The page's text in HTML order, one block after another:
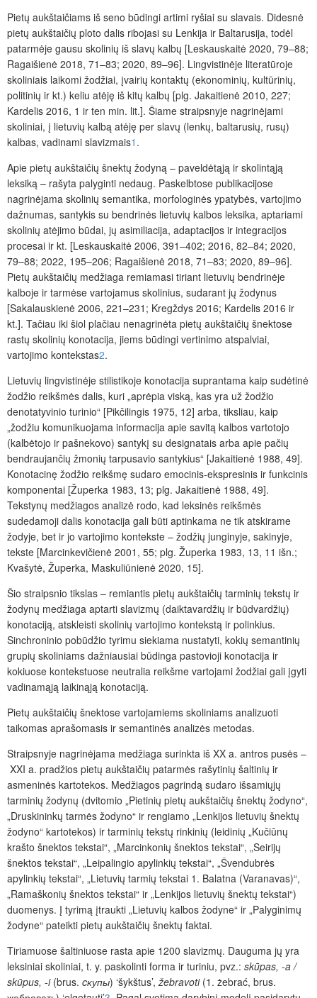
Pietų aukštaičiams iš seno būdingi artimi ryšiai su slavais. Didesnė
pietų aukštaičių ploto dalis ribojasi su Lenkija ir Baltarusija, todėl
patarmėje gausu skolinių iš slavų kalbų [Leskauskaitė 2020, 79–88;
Ragaišienė 2018, 71–83; 2020, 89–96]. Lingvistinėje literatūroje
skoliniais laikomi žodžiai, įvairių kontaktų (ekonominių, kultūrinių,
politinių ir kt.) keliu atėję iš kitų kalbų [plg. Jakaitienė 2010, 227;
Kardelis 2016, 1 ir ten min. lit.]. Šiame straipsnyje nagrinėjami
skoliniai, į lietuvių kalbą atėję per slavų (lenkų, baltarusių, rusų)
kalbas, vadinami slavizmais1 .
Apie pietų aukštaičių šnektų žodyną – paveldėtąją ir skolintąją
leksiką – rašyta palyginti nedaug. Paskelbtose publikacijose
nagrinėjama skolinių semantika, morfologinės ypatybės, vartojimo
dažnumas, santykis su bendrinės lietuvių kalbos leksika, aptariami
skolinių atėjimo būdai, jų asimiliacija, adaptacijos ir integracijos
procesai ir kt. [Leskauskaitė 2006, 391–402; 2016, 82–84; 2020,
79–88; 2022, 195–206; Ragaišienė 2018, 71–83; 2020, 89–96].
Pietų aukštaičių medžiaga remiamasi tiriant lietuvių bendrinėje
kalboje ir tarmėse vartojamus skolinius, sudarant jų žodynus
[Sakalauskienė 2006, 221–231; Kregždys 2016; Kardelis 2016 ir
kt.]. Tačiau iki šiol plačiau nenagrinėta pietų aukštaičių šnektose
rastų skolinių konotacija, jiems būdingi vertinimo atspalviai,
vartojimo kontekstas2.
Lietuvių lingvistinėje stilistikoje konotacija suprantama kaip sudėtinė
žodžio reikšmės dalis, kuri „aprėpia viską, kas yra už žodžio
denotatyvinio turinio“ [Pikčilingis 1975, 12] arba, tiksliau, kaip
„žodžiu komunikuojama informacija apie savitą kalbos vartotojo
(kalbėtojo ir pašnekovo) santykį su designatais arba apie pačių
bendraujančių žmonių tarpusavio santykius“ [Jakaitienė 1988, 49].
Konotacinę žodžio reikšmę sudaro emocinis-ekspresinis ir funkcinis
komponentai [Župerka 1983, 13; plg. Jakaitienė 1988, 49].
Tekstynų medžiagos analizė rodo, kad leksinės reikšmės
sudedamoji dalis konotacija gali būti aptinkama ne tik atskirame
žodyje, bet ir jo vartojimo kontekste – žodžių junginyje, sakinyje,
tekste [Marcinkevičienė 2001, 55; plg. Župerka 1983, 13, 11 išn.;
Kvašytė, Župerka, Maskuliūnienė 2020, 15].
Šio straipsnio tikslas – remiantis pietų aukštaičių tarminių tekstų ir
žodynų medžiaga aptarti slavizmų (daiktavardžių ir būdvardžių)
konotaciją, atskleisti skolinių vartojimo kontekstą ir polinkius.
Sinchroninio pobūdžio tyrimu siekiama nustatyti, kokių semantinių
grupių skoliniams dažniausiai būdinga pastovioji konotacija ir
kokiuose kontekstuose neutralia reikšme vartojami žodžiai gali įgyti
vadinamąją laikinąją konotaciją.
Pietų aukštaičių šnektose vartojamiems skoliniams analizuoti
taikomas aprašomasis ir semantinės analizės metodas.
Straipsnyje nagrinėjama medžiaga surinkta iš XX a. antros pusės –
XXI a. pradžios pietų aukštaičių patarmės rašytinių šaltinių ir
asmeninės kartotekos. Medžiagos pagrindą sudaro išsamiųjų
tarminių žodynų (dvitomio „Pietinių pietų aukštaičių šnektų žodyno“,
„Druskininkų tarmės žodyno“ ir rengiamo „Lenkijos lietuvių šnektų
žodyno“ kartotekos) ir tarminių tekstų rinkinių (leidinių „Kučiūnų
krašto šnektos tekstai“, „Marcinkonių šnektos tekstai“, „Seirijų
šnektos tekstai“, „Leipalingio apylinkių tekstai“, „Švendubrės
apylinkių tekstai“, „Lietuvių tarmių tekstai 1. Balatna (Varanavas)“,
„Ramaškonių šnektos tekstai“ ir „Lenkijos lietuvių šnektų tekstai“)
duomenys. Į tyrimą įtraukti „Lietuvių kalbos žodyne“ ir „Palyginimų
žodyne“ pateikti pietų aukštaičių šnektų faktai.
Tiriamuose šaltiniuose rasta apie 1200 slavizmų. Dauguma jų yra
leksiniai skoliniai, t. y. paskolinti forma ir turiniu, pvz.: skūpas, -a /
skūpus, -i (brus. cкупы) ‘šykštus’,žebravoti(1. żebrać, brus.